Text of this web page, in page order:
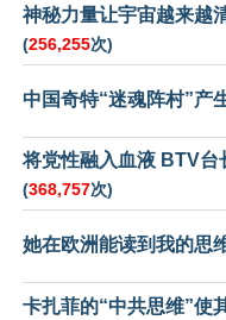
神秘力量让宇宙越来越
(256,255次)
中国奇特“迷魂阵村”产
将党性融入血液 BTV台
(368,757次)
她在欧洲能读到我的思
卡扎菲的“中共思维”使